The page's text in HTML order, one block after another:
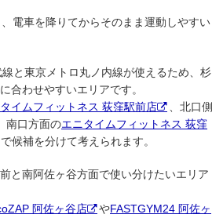
電車を降りてからそのまま運動しやすい
と東京メトロ丸ノ内線が使えるため、杉
合わせやすいエリアです。
イムフィットネス 荻窪駅前店
、北口側
、南口方面のエニタイムフィットネス 荻窪
候補を分けて考えられます。
と南阿佐ヶ谷方面で使い分けたいエリア
阿佐ヶ谷店 やFASTGYM24 阿佐ヶ